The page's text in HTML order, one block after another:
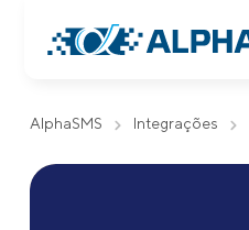
AlphaSMS Integrações